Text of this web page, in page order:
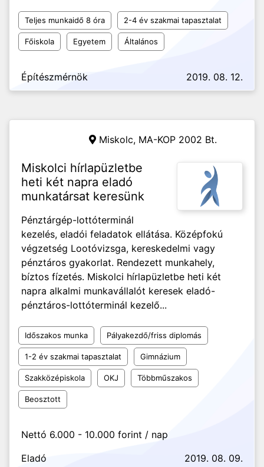
Teljes munkaidő 8 óra 2-4 év szakmai tapasztalat
Főiskola Egyetem Általános
Építészmérnök 2019. 08. 12.
Miskolc, MA-KOP 2002 Bt.
Miskolci hírlapüzletbe
heti két napra eladó
munkatársat keresünk
Pénztárgép-lottóterminál
kezelés, eladói feladatok ellátása. Középfokú
végzetség Lootóvizsga, kereskedelmi vagy
pénztáros gyakorlat. Rendezett munkahely,
bíztos fízetés. Miskolci hírlapüzletbe heti két
napra alkalmi munkavállalót keresek eladó-
pénztáros-lottóterminál kezelő...
Időszakos munka Pályakezdő/friss diplomás
1-2 év szakmai tapasztalat Gimnázium
Szakközépiskola OKJ Többműszakos
Beosztott
Nettó 6.000 - 10.000 forint / nap
Eladó
2019. 08. 09.